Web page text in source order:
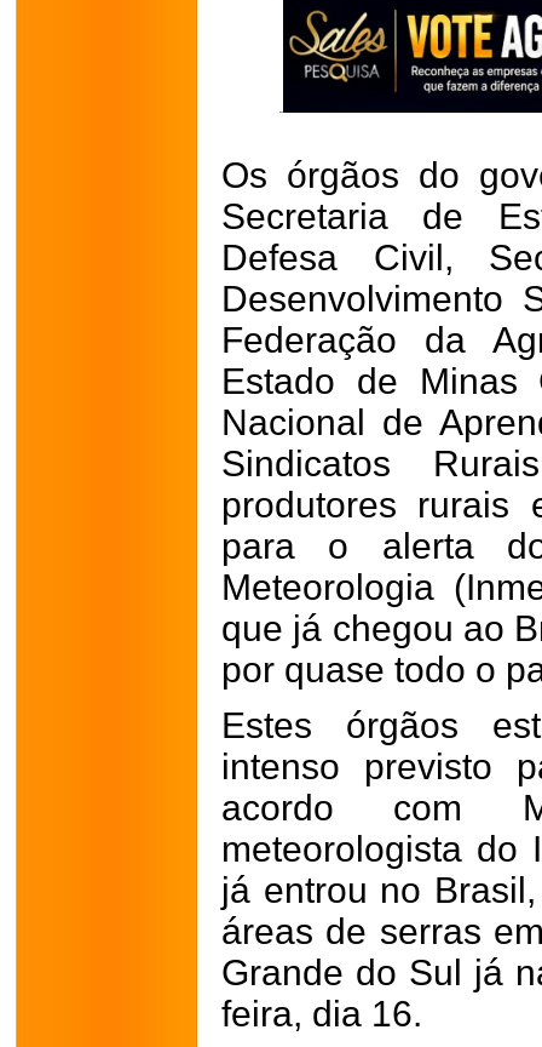
Os órgãos do
Secretaria de
Defesa Civil,
Desenvolvimento
Federação da
Estado de Minas
Nacional de
Sindicatos
produtores
para o alerta
Meteorologia
que já chegou ao
por quase todo o
Estes órgãos
intenso previsto
acordo com
meteorologista do
já entrou no
áreas de serras
Grande do Sul já
feira, dia 16.